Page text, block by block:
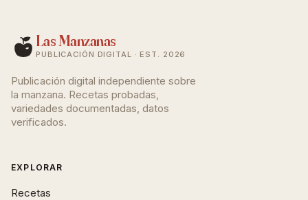
Las Manzanas
PUBLICACIÓN DIGITAL · EST. 2026
Publicación digital independiente sobre
la manzana. Recetas probadas,
variedades documentadas, datos
verificados.
EXPLORAR
Recetas